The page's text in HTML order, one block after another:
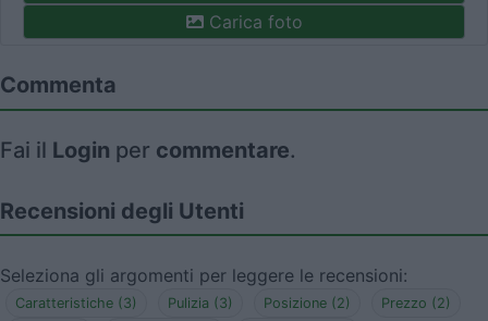
Carica foto
Commenta
Fai il Login per commentare.
Recensioni degli Utenti
Seleziona gli argomenti per leggere le recensioni:
Caratteristiche (3) Pulizia (3) Posizione (2)
Prezzo (2)